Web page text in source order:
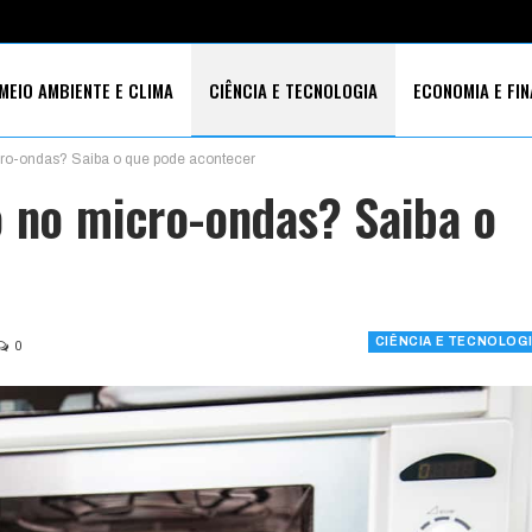
MEIO AMBIENTE E CLIMA CIÊNCIA E TECNOLOGIA ECONOMIA E
ondas? Saiba o que pode acontecer
micro-ondas? Saiba o
CIÊNCIA E
0